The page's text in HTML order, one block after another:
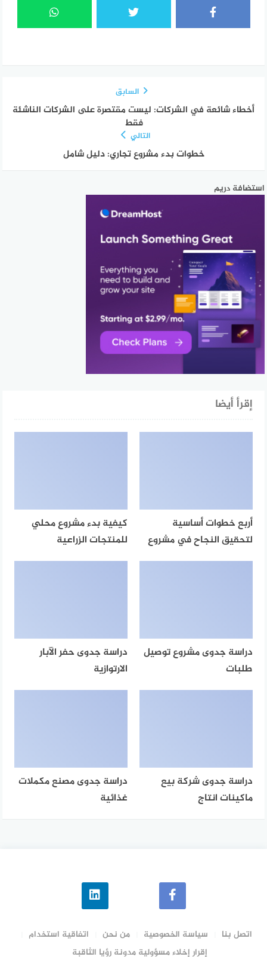
السابق
أخطاء شائعة في الشركات: ليست مقتصرة على الشركات الناشئة
فقط
التالي
خطوات بدء مشروع تجاري: دليل شامل
استضافة دريم
إقرأ أيضا
أربع خطوات أساسية
لتحقيق النجاح في مشروع
كيفية بدء مشروع محلي
للمنتجات الزراعية
دراسة جدوى مشروع توصيل
طلبات
دراسة جدوى حفر الآبار
الارتوازية
دراسة جدوى شركة بيع
ماكينات انتاج
دراسة جدوى مصنع مكملات
غذائية
اتصل بنا سياسة الخصوصية من نحن
اتفاقية استخدام
إقرار إخلاء مسؤولية مدونة رؤيا الثاقبة